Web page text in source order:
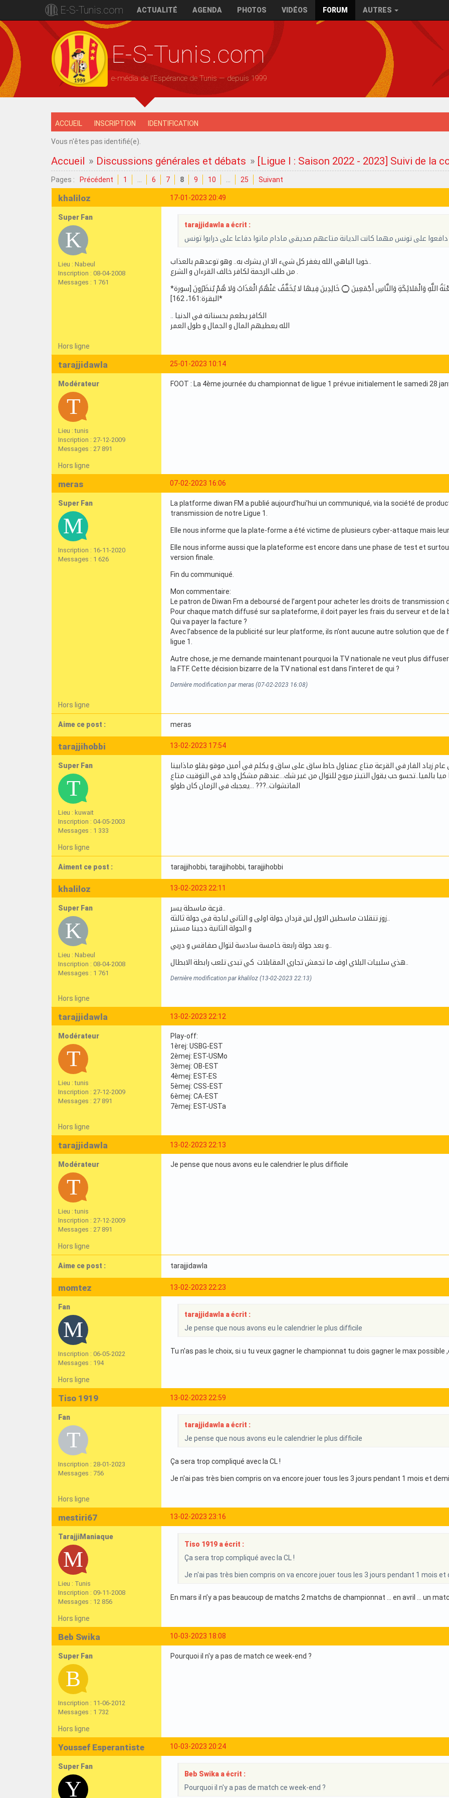
E-S-Tunis.com ACTUALITÉ AGENDA PHOTOS VIDÉOS FORUM AUTRES
E-S-Tunis.com
e-média de l'Espérance de Tunis — depuis 1999
ACCUEIL INSCRIPTION IDENTIFICATION
Vous n'êtes pas identifié(e).
Accueil » Discussions générales et débats » [Ligue I : Saison 2022 - 2023] Suivi de la
Pages : Précédent 1 6 7 8 9 10 25 Suivant
17-01-2023 20:49
khaliloz
Super Fan
Lieu : Nabeul
Inscription : 08-04-2008
Messages : 1 761
tarajjidawla a écrit :
دافعوا على تونس مهما كانت الديانة متاعهم صديقي مادام ماتوا دفاعا على درابوا تونس
*إِنَّ الَّذِينَ كَفَرُوا وَمَاتُوا وَهُمْ كُفَّارٌ أُوْلَئِكَ عَلَيْهِمْ لَعْنَةُ اللَّهِ وَالْمَلائِكَةِ وَالنَّاسِ أَجْمَعِينَ ۝ خَالِدِينَ فِيهَا لا يُخَفَّفُ عَنْهُمُ الْعَذَابُ وَلا هُمْ يُنظَرُونَ [سورة
البقرة:161، 162]*
.. الكافر يطعم بحسناته في الدنيا
الله يعطيهم المال و الجمال و طول العمر
Hors ligne
25-01-2023 10:14
tarajjidawla
Modérateur
Lieu : tunis
Inscription : 27-12-2009
Messages : 27 891
FOOT : La 4ème journée du championnat de ligue 1 prévue initialement le samedi 28
Hors ligne
07-02-2023 16:06
meras
Super Fan
Inscription : 16-11-2020
Messages : 1 626
La platforme diwan FM a publié aujourd’hui’hui un communiqué, via la société de
transmission de notre Ligue 1.
Elle nous informe que la plate-forme a été victime de plusieurs cyber-attaque mais
Elle nous informe aussi que la plateforme est encore dans une phase de test et
version finale.
Fin du communiqué.
Mon commentaire:
Le patron de Diwan Fm a deboursé de l’argent pour acheter les droits de transmission
Pour chaque match diffusé sur sa plateforme, il doit payer les frais du serveur et de la
Qui va payer la facture ?
Avec l’absence de la publicité sur leur platforme, ils n’ont aucune autre solution que
ligue 1.
Autre chose, je me demande maintenant pourquoi la TV nationale ne veut plus
la FTF. Cette décision bizarre de la TV national est dans l’interet de qui ?
Dernière modification par meras (07-02-2023 16:08)
Hors ligne
Aime ce post : meras
13-02-2023 17:54
tarajjihobbi
Super Fan
Lieu : kuwait
Inscription : 04-05-2003
Messages : 1 333
عام زياد الفار في القرعة متاع عمناول حاط ساق على ساق و يكلم في أمين موقو يقلو ماذابينا
بالميا..تحسو حب يقول التيتر مروح للتوال من غير شك...عندهم مشكل واحد في التوقيت متاع
الماتشوات..??? ...يعجبك في الزمان كان طولو
Hors ligne
Aiment ce post : tarajjihobbi, tarajjihobbi, tarajjihobbi
13-02-2023 22:11
khaliloz
Super Fan
Lieu : Nabeul
Inscription : 08-04-2008
Messages : 1 761
و الجولة الثانية دجينا مستير
Dernière modification par khaliloz (13-02-2023 22:13)
Hors ligne
13-02-2023 22:12
tarajjidawla
Modérateur
Lieu : tunis
Inscription : 27-12-2009
Messages : 27 891
Play-off:
1èrej: USBG-EST
2èmej: EST-USMo
3èmej: OB-EST
4èmej: EST-ES
5èmej: CSS-EST
6èmej: CA-EST
7èmej: EST-USTa
Hors ligne
13-02-2023 22:13
tarajjidawla
Modérateur
Lieu : tunis
Inscription : 27-12-2009
Messages : 27 891
Je pense que nous avons eu le calendrier le plus difficile
Hors ligne
Aime ce post : tarajjidawla
13-02-2023 22:23
momtez
Fan
Inscription : 06-05-2022
Messages : 194
tarajjidawla a écrit :
Je pense que nous avons eu le calendrier le plus difficile
Tu n'as pas le choix, si u tu veux gagner le championnat tu dois gagner le max
Hors ligne
13-02-2023 22:59
Tiso 1919
Fan
Inscription : 28-01-2023
Messages : 756
tarajjidawla a écrit :
Je pense que nous avons eu le calendrier le plus difficile
Ça sera trop compliqué avec la CL !
Je n'ai pas très bien compris on va encore jouer tous les 3 jours pendant 1 mois et
Hors ligne
13-02-2023 23:16
mestiri67
TarajjiManiaque
Lieu : Tunis
Inscription : 09-11-2008
Messages : 12 856
Tiso 1919 a écrit :
Ça sera trop compliqué avec la CL !
Je n'ai pas très bien compris on va encore jouer tous les 3 jours pendant 1 mois et
En mars il n’y a pas beaucoup de matchs 2 matchs de championnat … en avril … un
Hors ligne
10-03-2023 18:08
Beb Swika
Super Fan
Inscription : 11-06-2012
Messages : 1 732
Pourquoi il n'y a pas de match ce week-end ?
Hors ligne
10-03-2023 20:24
Youssef Esperantiste
Super Fan
Beb Swika a écrit :
Pourquoi il n'y a pas de match ce week-end ?